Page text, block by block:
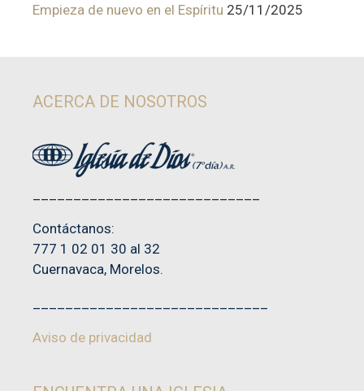
Empieza de nuevo en el Espíritu 25/11/2025
ACERCA DE NOSOTROS
Contáctanos:
777 1 02 01 30 al 32
Cuernavaca, Morelos.
Aviso de privacidad